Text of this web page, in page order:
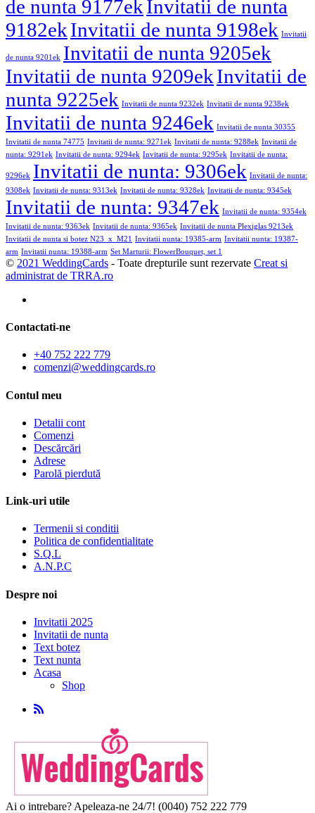
de nunta 9177ekInvitatii de nunta
9182ekInvitatii de nunta 9198ek Invitatii
de nunta 9201ek Invitatii de nunta 9205ek
Invitatii de nunta 9209ekInvitatii de
nunta 9225ek Invitatii de nunta 9232ek Invitatii de nunta 9238ek
Invitatii de nunta 9246ek Invitatii de nunta 30355
Invitatii de nunta 74775 Invitatii de nunta: 9271ek Invitatii de nunta: 9288ek Invitatii de
nunta: 9291ek Invitatii de nunta: 9294ek Invitatii de nunta: 9295ek Invitatii de nunta:
9296ek Invitatii de nunta: 9306ek Invitatii de nunta:
9308ek Invitatii de nunta: 9313ek Invitatii de nunta: 9328ek Invitatii de nunta: 9345ek
Invitatii de nunta: 9347ek Invitatii de nunta: 9354ek
Invitatii de nunta: 9363ek Invitatii de nunta: 9365ek Invitatii de nunta Plexiglas 9213ek
Invitatii de nunta si botez N23_x_M21
Invitatii nunta: 19385-arm Invitatii nunta: 19387-
arm Invitatii nunta: 19388-arm Set Marturii: FlowerBouquet, set 1
© 2021 WeddingCards - Toate drepturile sunt rezervate Creat si
administrat de TRRA.ro
Contactati-ne
+40 752 222 779
comenzi@weddingcards.ro
Contul meu
Detalii cont
Comenzi
Descărcări
Adrese
Parolă pierdută
Link-uri utile
Termenii si conditii
Politica de confidentialitate
S.Q.L
A.N.P.C
Despre noi
Invitatii 2025
Invitatii de nunta
Text botez
Text nunta
Acasa
Shop
Ai o intrebare? Apeleaza-ne 24/7! (0040) 752 222 779